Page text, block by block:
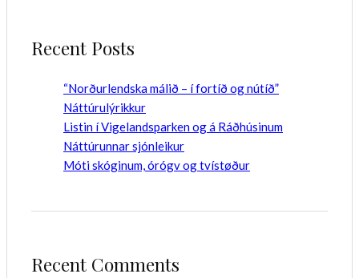
Recent Posts
“Norðurlendska málið – í fortíð og nútíð”
Náttúrulýrikkur
Listin í Vigelandsparken og á Ráðhúsinum
Náttúrunnar sjónleikur
Móti skóginum, órógv og tvístøður
Recent Comments